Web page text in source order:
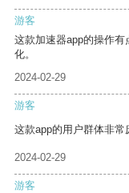
游客
这款加速器app的操作
化。
2024-02-29
游客
这款app的用户群体非常
2024-02-29
游客